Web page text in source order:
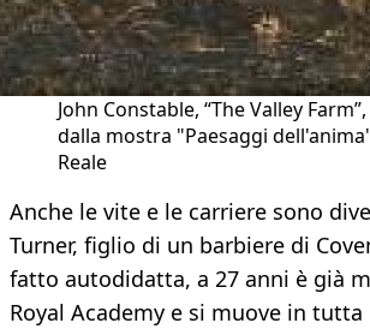
John Constable, “The Valley
dalla mostra "Paesaggi
Reale
Anche le vite e le carriere sono
Turner, figlio di un barbiere di
fatto autodidatta, a 27 anni è già
Royal Academy e si muove in tutta